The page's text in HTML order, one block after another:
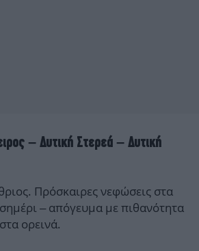
– Δυτική Στερεά – Δυτική
Πρόσκαιρες νεφώσεις στα
– απόγευμα με πιθανότητα
ορεινά.